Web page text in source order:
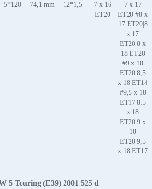
5*120 74,1 mm 12*1,5
7 x 16
ET20
7 x 17
ET20 #8 x
17 ET20|8
x 17
ET20|8 x
18 ET20
#9 x 18
ET20|8,5
x 18 ET14
#9,5 x 18
ET17|8,5
x 18
ET20|9 x
18
ET20|9,5
x 18 ET17
5 Touring (E39) 2001 525 d